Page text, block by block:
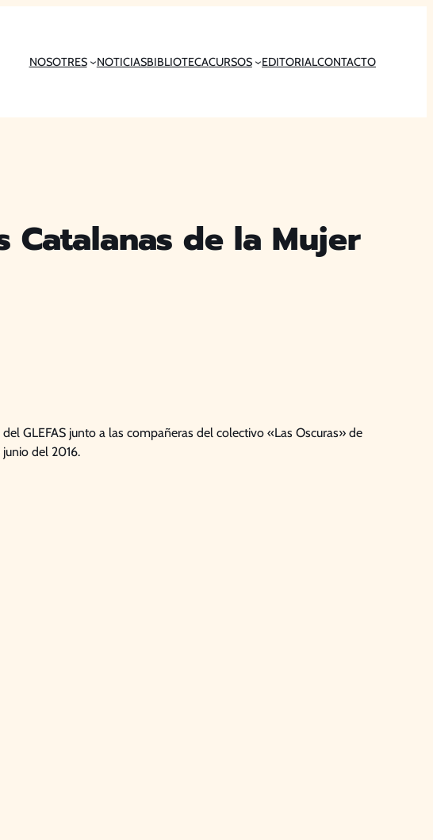
NOSOTRES NOTICIASBIBLIOTECACURSOS EDITORIALCONTACTO
de la Mujer
GLEFAS junto a las compañeras del colectivo «Las Oscuras» de
del 2016.